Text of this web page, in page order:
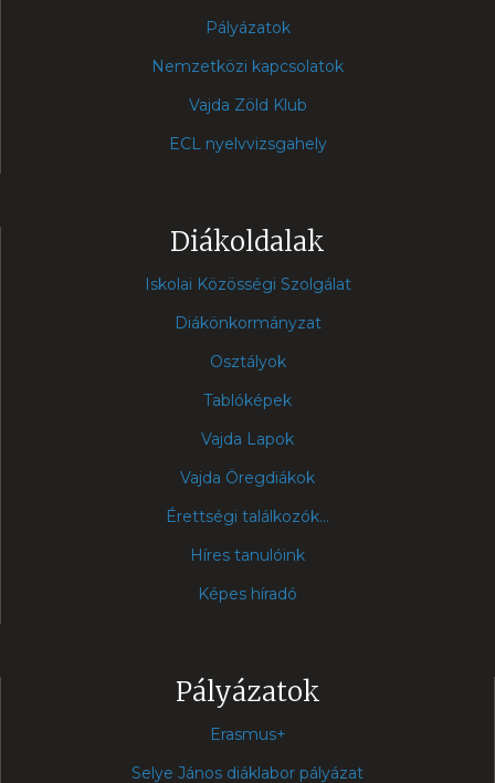
Pályázatok
Nemzetközi kapcsolatok
Vajda Zöld Klub
ECL nyelvvizsgahely
Diákoldalak
Iskolai Közösségi Szolgálat
Diákönkormányzat
Osztályok
Tablóképek
Vajda Lapok
Vajda Öregdiákok
Érettségi találkozók...
Híres tanulóink
Képes híradó
Pályázatok
Erasmus+
Selye János diáklabor pályázat